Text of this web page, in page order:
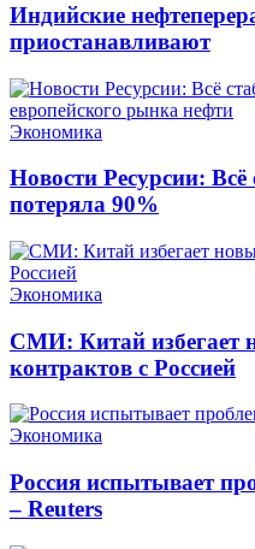
Индийские
приостанавливают
Экономика
Новости Ресурсии: Всё
потеряла 90%
Экономика
СМИ: Китай избегает
контрактов с Россией
Экономика
Россия испытывает
– Reuters